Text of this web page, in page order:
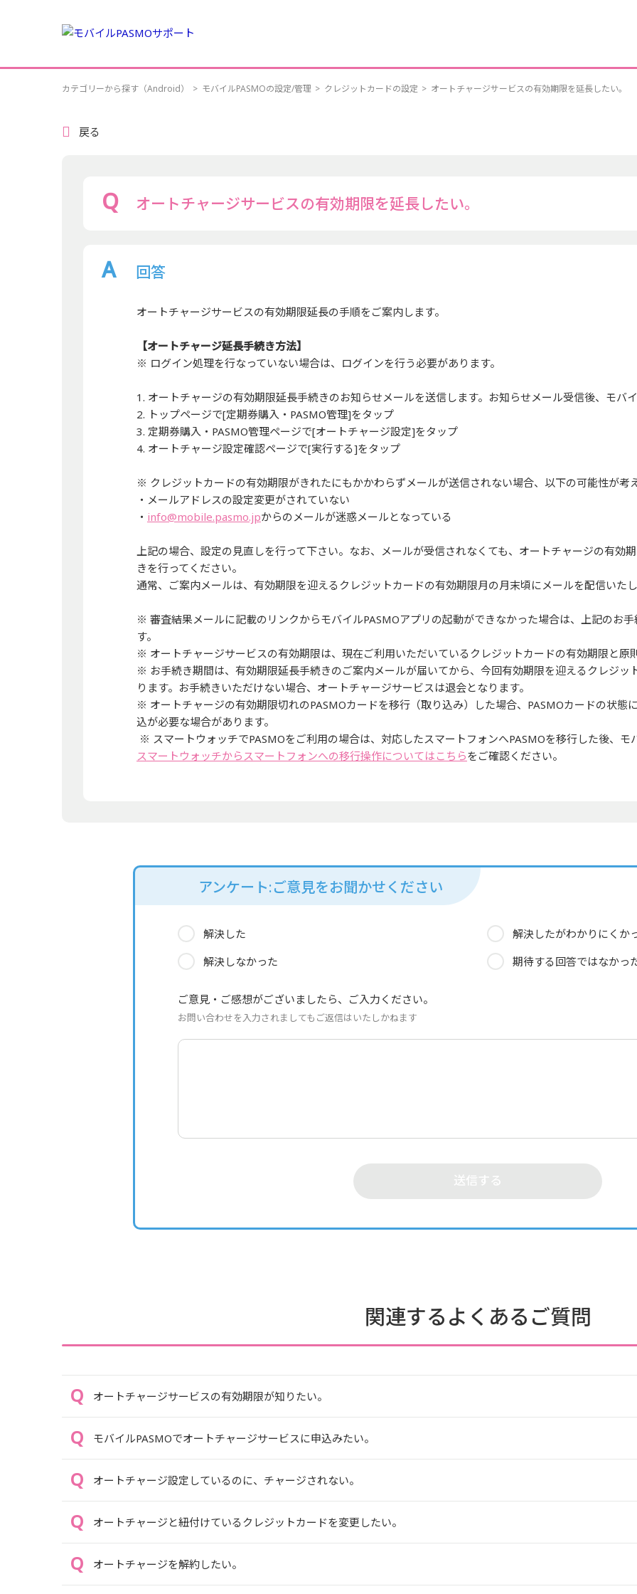
カテゴリーから探す（Android） > モバイルPASMOの設定/管理 > クレジットカードの設定 > オートチャージサービスの有効期限を延長したい。
戻る
オートチャージサービスの有効期限を延長したい。
回答
オートチャージサービスの有効期限延長の手順をご案内します。
【オートチャージ延長手続き方法】
※ ログイン処理を行なっていない場合は、ログインを行う必要があります。
1. オートチャージの有効期限延長手続きのお知らせメールを送信します。お知らせメール受信後、モバ
2. トップページで[定期券購入・PASMO管理]をタップ
3. 定期券購入・PASMO管理ページで[オートチャージ設定]をタップ
4. オートチャージ設定確認ページで[実行する]をタップ
※ クレジットカードの有効期限がきれたにもかかわらずメールが送信されない場合、以下の可能性が考
・メールアドレスの設定変更がされていない
・ info@mobile.pasmo.jpからのメールが迷惑メールとなっている
上記の場合、設定の見直しを行って下さい。なお、メールが受信されなくても、オートチャージの有効
きを行ってください。
通常、ご案内メールは、有効期限を迎えるクレジットカードの有効期限月の月末頃にメールを配信いた
※ 審査結果メールに記載のリンクからモバイルPASMOアプリの起動ができなかった場合は、上記のお
す。
※ オートチャージサービスの有効期限は、現在ご利用いただいているクレジットカードの有効期限と原
※ お手続き期間は、有効期限延長手続きのご案内メールが届いてから、今回有効期限を迎えるクレジッ
ります。お手続きいただけない場合、オートチャージサービスは退会となります。
※ オートチャージの有効期限切れのPASMOカードを移行（取り込み）した場合、PASMOカードの状態
込が必要な場合があります。
※ スマートウォッチでPASMOをご利用の場合は、対応したスマートフォンへPASMOを移行した後、
スマートウォッチからスマートフォンへの移行操作についてはこちらをご確認ください。
アンケート:ご意見をお聞かせください
解決した
解決したがわかりにくか
解決しなかった
期待する回答ではなかっ
ご意見・ご感想がございましたら、ご入力ください。
お問い合わせを入力されましてもご返信はいたしかねます
関連するよくあるご質問
オートチャージサービスの有効期限が知りたい。
モバイルPASMOでオートチャージサービスに申込みたい。
オートチャージ設定しているのに、チャージされない。
オートチャージと紐付けているクレジットカードを変更したい。
オートチャージを解約したい。